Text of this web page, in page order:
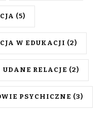
(5)
W EDUKACJI (2)
UDANE RELACJE (2)
PSYCHICZNE (3)